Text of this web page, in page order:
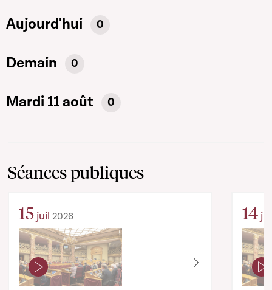
Aujourd'hui 0
Demain 0
Mardi 11 août 0
Séances publiques
15 juil 2026 14